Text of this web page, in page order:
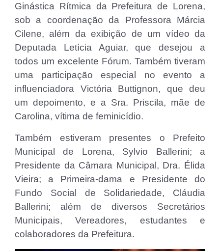
Ginástica Rítmica da Prefeitura de Lorena,
sob a coordenação da Professora Márcia
Cilene, além da exibição de um vídeo da
Deputada Letícia Aguiar, que desejou a
todos um excelente Fórum. Também tiveram
uma participação especial no evento a
influenciadora Victória Buttignon, que deu
um depoimento, e a Sra. Priscila, mãe de
Carolina, vítima de feminicídio.
Também estiveram presentes o Prefeito
Municipal de Lorena, Sylvio Ballerini; a
Presidente da Câmara Municipal, Dra. Élida
Vieira; a Primeira-dama e Presidente do
Fundo Social de Solidariedade, Cláudia
Ballerini; além de diversos Secretários
Municipais, Vereadores, estudantes e
colaboradores da Prefeitura.